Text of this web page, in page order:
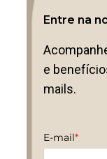
Entre na
e
mails.
E-mail*